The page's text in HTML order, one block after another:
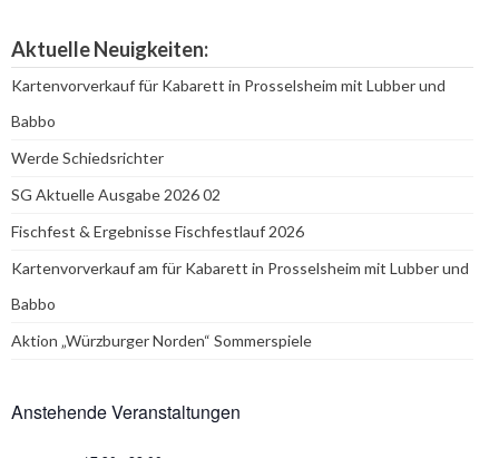
Aktuelle Neuigkeiten:
Kartenvorverkauf für Kabarett in Prosselsheim mit Lubber und
Babbo
Werde Schiedsrichter
SG Aktuelle Ausgabe 2026 02
Fischfest & Ergebnisse Fischfestlauf 2026
Kartenvorverkauf am für Kabarett in Prosselsheim mit Lubber und
Babbo
Aktion „Würzburger Norden“ Sommerspiele
Anstehende Veranstaltungen